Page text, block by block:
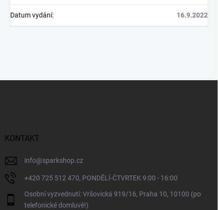
Datum vydání: 16.9.2022
KONTAKT
info@sparkshop.cz
+420 725 512 470, PONDĚLÍ-ČTVRTEK 9:00 - 16:00
Osobní vyzvednutí: Vršovická 919/16, Praha 10, 10100 (po
telefonické domluvě!)